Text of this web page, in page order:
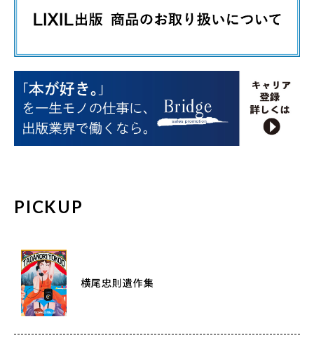
PICKUP
横尾忠則遺作集